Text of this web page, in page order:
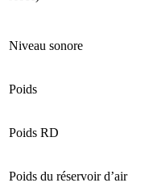
Niveau sonore
Poids
Poids RD
Poids du réservoir d’air